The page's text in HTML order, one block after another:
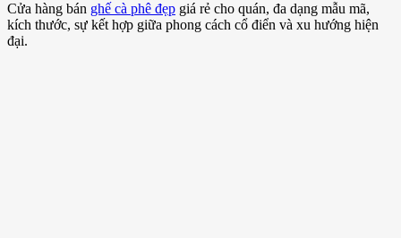
Cửa hàng bán ghế cà phê đẹp giá rẻ cho quán, đa dạng mẫu mã,
kích thước, sự kết hợp giữa phong cách cổ điển và xu hướng hiện
đại.